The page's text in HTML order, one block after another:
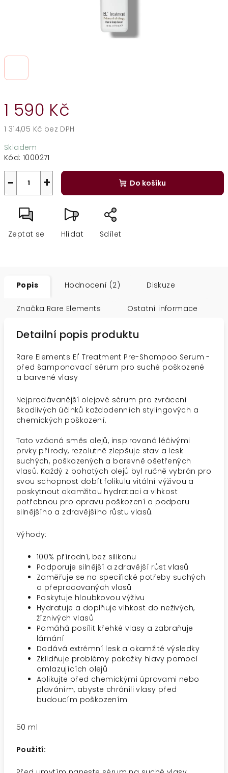
1 590 Kč
1 314,05 Kč bez DPH
cena:
Skladem
Kód: 1000271
+
− Do košíku
Zeptat se Hlídat Sdílet
Popis Hodnocení (2) Diskuze
Značka Rare Elements Ostatní informace
Detailní popis produktu
Rare Elements El' Treatment Pre-Shampoo Serum -
před šamponovací sérum pro suché poškozené
a barvené vlasy
Nejprodávanější olejové sérum pro zvrácení
škodlivých účinků každodenních stylingových a
chemických poškození.
Tato vzácná směs olejů, inspirovaná léčivými
prvky přírody, rezolutně zlepšuje stav a lesk
suchých, poškozených a barevně ošetřených
vlasů. Každý z bohatých olejů byl ručně vybrán pro
svou schopnost dobít folikulu vitální výživou a
poskytnout okamžitou hydrataci a vlhkost
potřebnou pro opravu poškození a podporu
silnějšího a zdravějšího růstu vlasů.
Výhody:
100% přírodní, bez silikonu
Podporuje silnější a zdravější růst vlasů
Zaměřuje se na specifické potřeby suchých
a přepracovaných vlasů
Poskytuje hloubkovou výživu
Hydratuje a doplňuje vlhkost do neživých,
žíznivých vlasů
Pomáhá posílit křehké vlasy a zabraňuje
lámání
Dodává extrémní lesk a okamžité výsledky
Zklidňuje problémy pokožky hlavy pomocí
omlazujících olejů
Aplikujte před chemickými úpravami nebo
plaváním, abyste chránili vlasy před
budoucím poškozením
50 ml
Použití: